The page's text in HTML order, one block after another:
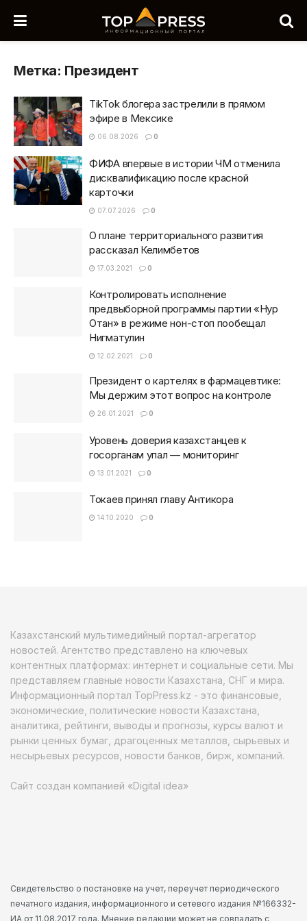
Метка: Президент
TikTok блогера застрелили в прямом
эфире в Мексике
06.08.2026 0
ФИФА впервые в истории ЧМ отменила
дисквалификацию после красной
карточки
07.07.2026 0
О плане территориального развития
рассказал Келимбетов
17.03.2021 0
Контролировать исполнение
предвыборной программы партии «Нур
Отан» в режиме нон-стоп пообещал
Нигматулин
12.02.2021 0
Президент о картелях в фармацевтике:
Мы держим этот вопрос на контроле
26.01.2021 0
Уровень доверия казахстанцев к
госорганам упал — мониторинг
13.01.2021 0
Токаев принял главу Антикора
14.10.2020 0
Казахстанский мультимедийный портал-агрегатор
новостей. Агентство представлено на ключевых
контентных платформах: интернет и социальные сети. Мы
представляем главные новости Казахстана, СНГ и мира.
Информационный портал TopPress.kz - это финансовые,
экономические, политические новости Казахстана,
аналитика, рейтинги, выводы и прогнозы, курсы валют и
рынки ценных бумаг, драгоценных металлов, сырьевых и
несырьевых ресурсов, новости банков, бирж, компаний.
Сайт создан компанией «Digital idea»
Свидетельство о постановке на учет, переучет периодического
печатного издания, информационного и сетевого издания №166332-
ИА от 11.08.2017 года. Мнение редакции может не совпадать с